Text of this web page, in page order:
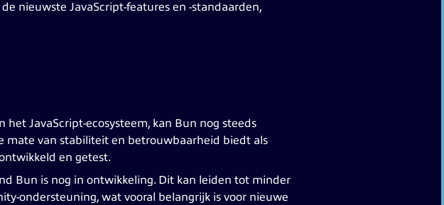
nieuwste JavaScript-features en -standaarden,
het JavaScript-ecosysteem, kan Bun nog steeds
mate van stabiliteit en betrouwbaarheid biedt als
en getest.
Bun is nog in ontwikkeling. Dit kan leiden tot minder
ondersteuning, wat vooral belangrijk is voor nieuwe